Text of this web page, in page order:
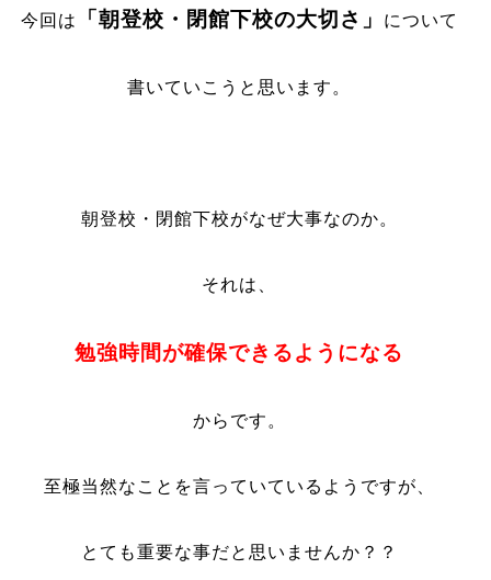
今回は 「朝登校・閉館下校の大切さ」 について
書いていこうと思います。
朝登校・閉館下校がなぜ大事なのか。
それは、
勉強時間が確保できるようになる
からです。
至極当然なことを言っていているようですが、
とても重要な事だと思いませんか？？